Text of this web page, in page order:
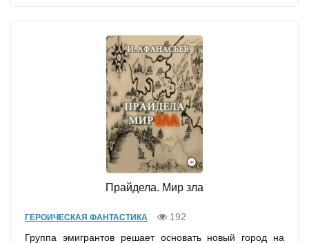
Прайдела. Мир зла
ГЕРОИЧЕСКАЯ ФАНТАСТИКА
192
Группа эмигрантов решает основать новый город на